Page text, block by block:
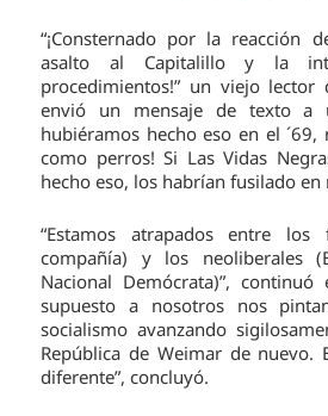
“¡Consternado por la reacción
asalto al Capitalillo y la
procedimientos!” un viejo
envió un mensaje de texto a
hubiéramos hecho eso en el
como perros! Si Las Vidas
hecho eso, los habrían fusilado en
“Estamos atrapados entre los
compañía) y los neoliberales
Nacional Demócrata)”, continuó
supuesto a nosotros nos
socialismo avanzando
República de Weimar de nuevo.
diferente”, concluyó.